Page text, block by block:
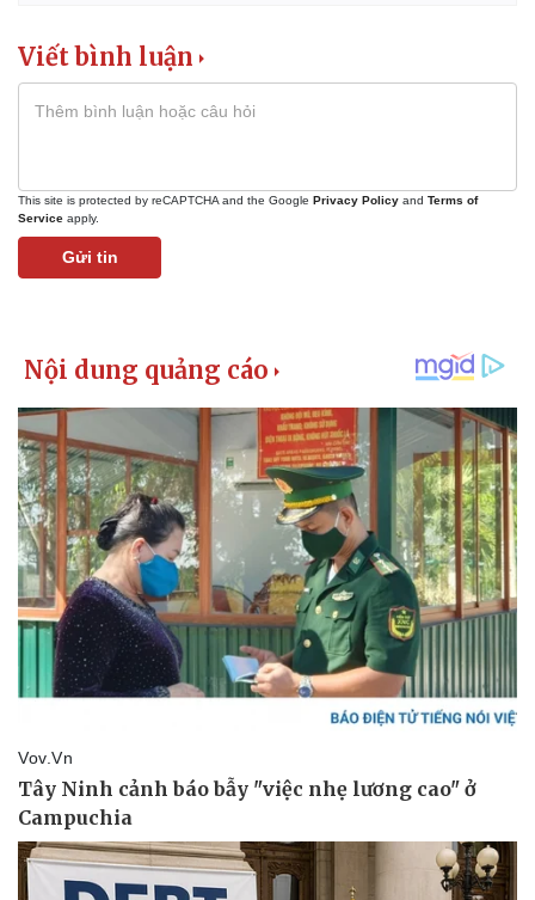
Viết bình luận
This site is protected by reCAPTCHA and the Google Privacy Policy and Terms of
Service apply.
Gửi tin